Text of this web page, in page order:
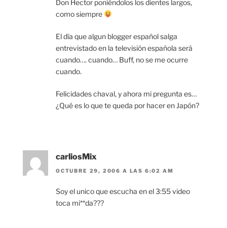
Don Hector poniéndolos los dientes largos,
como siempre
El día que algun blogger español salga
entrevistado en la televisión española será
cuando…. cuando… Buff, no se me ocurre
cuando.
Felicidades chaval, y ahora mi pregunta es…
¿Qué es lo que te queda por hacer en Japón?
carliosMix
OCTUBRE 29, 2006 A LAS 6:02 AM
Soy el unico que escucha en el 3:55 video
toca mi**da???